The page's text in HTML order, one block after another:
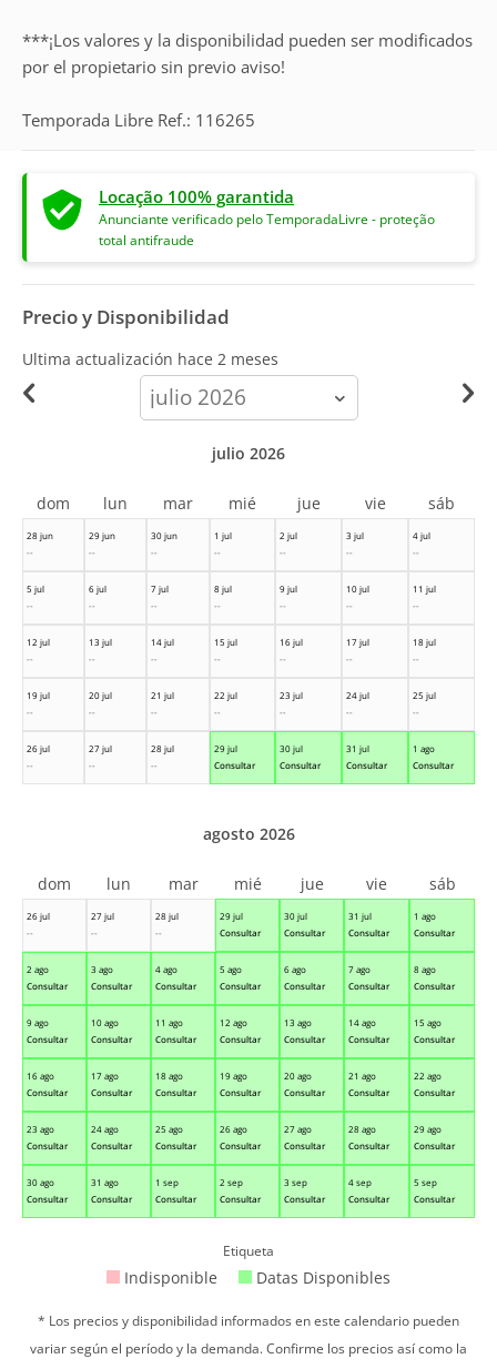
***¡Los valores y la disponibilidad pueden ser modificados
por el propietario sin previo aviso!
Temporada Libre Ref.: 116265
Locação 100% garantida
Anunciante verificado pelo TemporadaLivre - proteção
total antifraude
Precio y Disponibilidad
Ultima actualización hace 2 meses
calendar-
month
28 jun
--
29 jun
--
30 jun
--
1 jul
--
2 jul
--
3 jul
--
4 jul
--
5 jul
--
6 jul
--
7 jul
--
8 jul
--
9 jul
--
10 jul
--
11 jul
--
12 jul
--
13 jul
--
14 jul
--
15 jul
--
16 jul
--
17 jul
--
18 jul
--
19 jul
--
20 jul
--
21 jul
--
22 jul
--
23 jul
--
24 jul
--
25 jul
--
26 jul
--
27 jul
--
28 jul
--
29 jul
Consultar
30 jul
Consultar
31 jul
Consultar
1 ago
Consultar
julio 2026
dom lun mar mié jue vie sáb
26 jul
--
27 jul
--
28 jul
--
29 jul
Consultar
30 jul
Consultar
31 jul
Consultar
1 ago
Consultar
2 ago
Consultar
3 ago
Consultar
4 ago
Consultar
5 ago
Consultar
6 ago
Consultar
7 ago
Consultar
8 ago
Consultar
9 ago
Consultar
10 ago
Consultar
11 ago
Consultar
12 ago
Consultar
13 ago
Consultar
14 ago
Consultar
15 ago
Consultar
16 ago
Consultar
17 ago
Consultar
18 ago
Consultar
19 ago
Consultar
20 ago
Consultar
21 ago
Consultar
22 ago
Consultar
23 ago
Consultar
24 ago
Consultar
25 ago
Consultar
26 ago
Consultar
27 ago
Consultar
28 ago
Consultar
29 ago
Consultar
30 ago
Consultar
31 ago
Consultar
1 sep
Consultar
2 sep
Consultar
3 sep
Consultar
4 sep
Consultar
5 sep
Consultar
agosto 2026
dom lun mar mié jue vie sáb
Etiqueta
Indisponible Datas Disponibles
* Los precios y disponibilidad informados en este calendario pueden
variar según el período y la demanda. Confirme los precios así como la